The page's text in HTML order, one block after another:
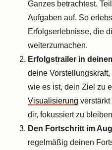
Ganzes betrachtest.
Aufgaben auf. So
Erfolgserlebnisse, die
weiterzumachen.
Erfolgstrailer in
deine
wie es ist, dein Ziel zu
Visualisierung
dir, fokussiert zu
Den Fortschritt im
regelmäßig deinen